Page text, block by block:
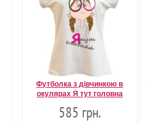
Футболка з дівчинкою в
окулярах Я тут головна
585 грн.